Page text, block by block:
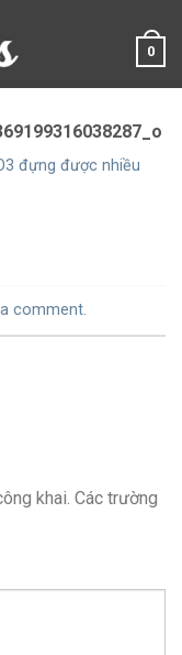
0
đựng được nhiều
comment.
khai. Các trường